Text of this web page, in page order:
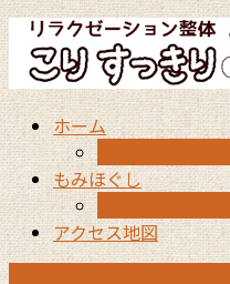
コ
ン
テ
ン
ツ
に
移
動
ナ
ビ
ゲ
ー
シ
ョ
ン
に
移
動
ホーム
もみほぐし
アクセス地図